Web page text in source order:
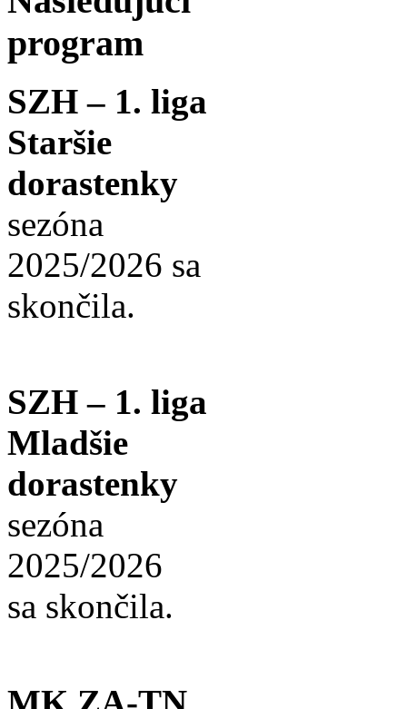
program
SZH – 1. liga
Staršie
dorastenky
sezóna
2025/2026 sa
skončila.
SZH – 1. liga
Mladšie
dorastenky
sezóna
2025/2026
sa skončila.